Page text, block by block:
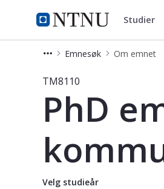
NTNU Hjemmeside
Studier Studier
Emnesøk Om emnet
Emne - PhD emner i
TM8110
PhD
Velg studieår